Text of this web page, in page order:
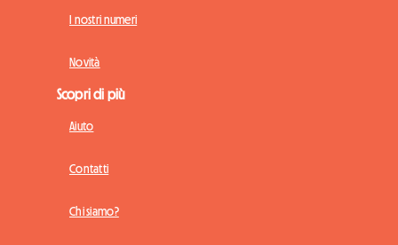
I nostri numeri
Novità
Scopri di più
Aiuto
Contatti
Chi siamo?